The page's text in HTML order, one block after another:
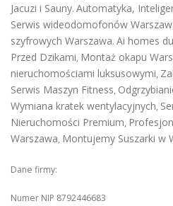
Jacuzi i Sauny. Automatyka,
Serwis wideodomofonów
szyfrowych Warszawa. Ai homes
Przed Dzikami, Montaż okapu
nieruchomościami luksusowymi,
Serwis Maszyn Fitness,
Wymiana kratek wentylacyjnych,
Nieruchomości Premium,
Warszawa, Montujemy Suszarki w
Dane firmy:
Numer NIP 8792446683